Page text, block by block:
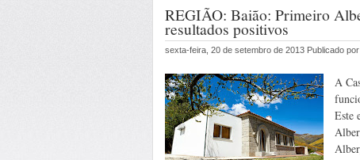
REGIÃO: Baião: Primeiro
resultados positivos
sexta-feira, 20 de setembro de 2013 Publicado
A
Este